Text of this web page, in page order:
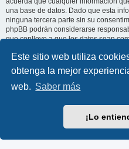
Este sitio web utiliza
obtenga la mejor
web. Saber más
¡Lo
una base de datos. Dado que esta
ninguna tercera parte sin su
phpBB podrán considerarse
que conlleve a que los datos sean
El Arte de la Memoria.org Índice
Desarrollado por